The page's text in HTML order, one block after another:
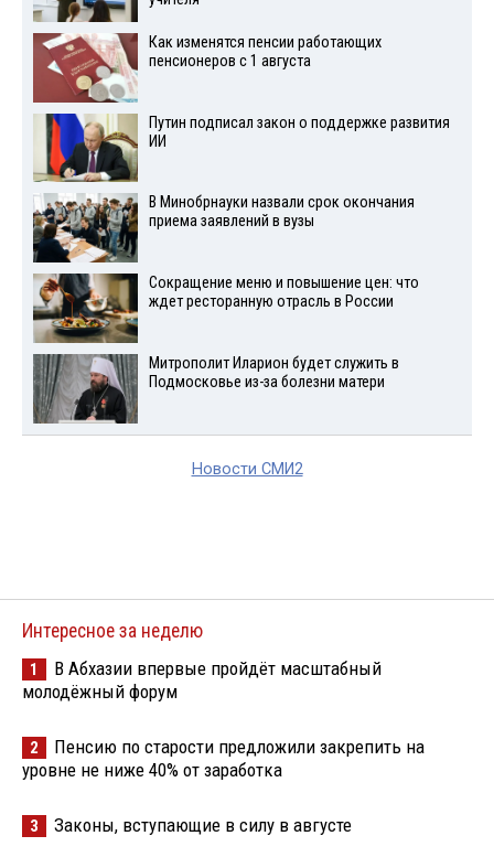
Как изменятся пенсии работающих
пенсионеров с 1 августа
Путин подписал закон о поддержке развития
ИИ
В Минобрнауки назвали срок окончания
приема заявлений в вузы
Сокращение меню и повышение цен: что
ждет ресторанную отрасль в России
Митрополит Иларион будет служить в
Подмосковье из-за болезни матери
Новости СМИ2
Интересное за неделю
1
В Абхазии впервые пройдёт масштабный
молодёжный форум
2
Пенсию по старости предложили закрепить на
уровне не ниже 40% от заработка
3 Законы, вступающие в силу в августе